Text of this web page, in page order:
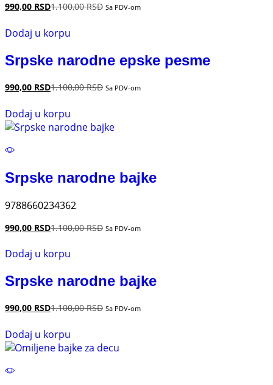
990,00 RSD1.100,00RSD Sa PDV-om
Dodaj u korpu
Srpske narodne epske pesme
990,00 RSD1.100,00RSD Sa PDV-om
Dodaj u korpu
Srpske narodne bajke
9788660234362
990,00 RSD1.100,00RSD Sa PDV-om
Dodaj u korpu
Srpske narodne bajke
990,00 RSD1.100,00RSD Sa PDV-om
Dodaj u korpu